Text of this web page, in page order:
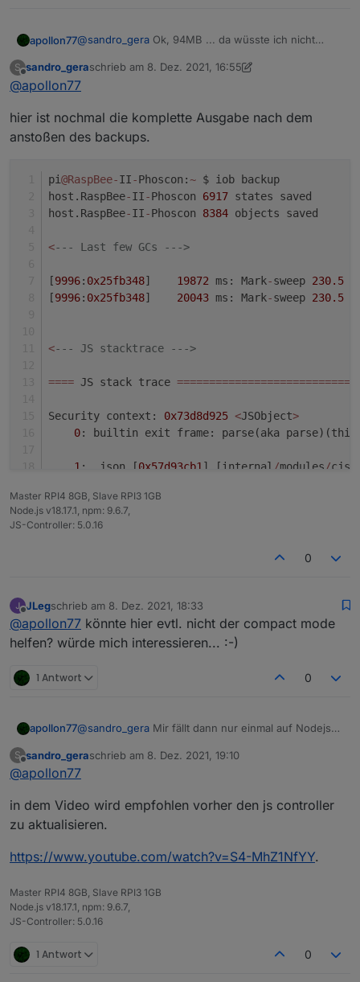
apollon77@sandro_gera Ok, 94MB ... da wüsste ich nicht
Welche Node.js version?
S
Offline
sandro_geraschrieb am 8. Dez. 2021, 16:55
zuletzt editiert von sandro_gera12. Aug. 2021, 17:58
@apollon77
hier ist nochmal die komplette Ausgabe nach dem
anstoßen des backups.
pi@RaspBee-II-Phoscon:~ $ iob backup
host.RaspBee-II-Phoscon 6917 states saved
host.RaspBee-II-Phoscon 8384 objects saved
<--- Last few GCs --->
[9996: 0x25fb348] 19872 ms: Mark-sweep 230.5
[9996: 0x25fb348] 20043 ms: Mark-sweep 230.5
<--- JS stacktrace --->
==== JS stack trace ===========================
Security context: 0x73d8d925 <JSObject>
0: builtin exit frame: parse(aka parse)(this
1 : .json [0x57d93cb1 ] [internal /modules /cjs
FATAL ERROR: CALL_AND_RETRY_LAST Allocation
/usr/ bin/ iob: Zeile
Master RPI4 8GB, Slave RPI3 1GB
Node.js v18.17.1, npm: 9.6.7,
JS-Controller: 5.0.16
0
Offline
JLegschrieb am 8. Dez. 2021, 18:33
zuletzt editiert von
@apollon77 könnte hier evtl. nicht der compact mode
helfen? würde mich interessieren... :-)
1 Antwort 0
apollon77@sandro_gera Mir fällt dann nur einmal auf Nodejs
S
Offline
sandro_geraschrieb am 8. Dez. 2021, 19:10
zuletzt editiert von
@apollon77
in dem Video wird empfohlen vorher den js controller
zu aktualisieren.
https://www.youtube.com/watch?v=S4-MhZ1NfYY.
Master RPI4 8GB, Slave RPI3 1GB
Node.js v18.17.1, npm: 9.6.7,
JS-Controller: 5.0.16
1 Antwort 0